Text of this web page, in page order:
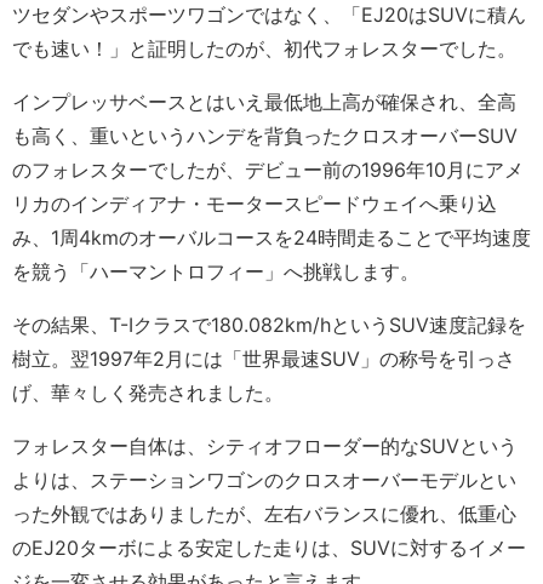
ツセダンやスポーツワゴンではなく、「EJ20はSUVに積ん
でも速い！」と証明したのが、初代フォレスターでした。
インプレッサベースとはいえ最低地上高が確保され、全高
も高く、重いというハンデを背負ったクロスオーバーSUV
のフォレスターでしたが、デビュー前の1996年10月にアメ
リカのインディアナ・モータースピードウェイへ乗り込
み、1周4kmのオーバルコースを24時間走ることで平均速度
を競う「ハーマントロフィー」へ挑戦します。
その結果、T-Iクラスで180.082km/hというSUV速度記録を
樹立。翌1997年2月には「世界最速SUV」の称号を引っさ
げ、華々しく発売されました。
フォレスター自体は、シティオフローダー的なSUVという
よりは、ステーションワゴンのクロスオーバーモデルとい
った外観ではありましたが、左右バランスに優れ、低重心
のEJ20ターボによる安定した走りは、SUVに対するイメー